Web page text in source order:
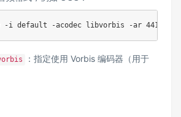
-i default -acodec libvorbis -ar 44100 -
：指定使用 Vorbis 编码器（用于